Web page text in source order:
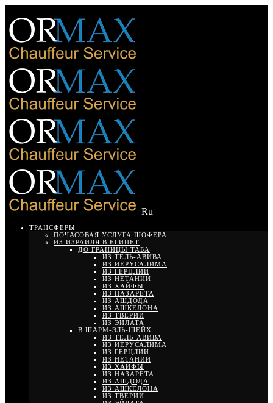
Ru
ТРАНСФЕРЫ
ПОЧАСОВАЯ УСЛУГА ШОФЕРА
ИЗ ИЗРАИЛЯ В ЕГИПЕТ
ДО ГРАНИЦЫ ТАБА
ИЗ ТЕЛЬ-АВИВА
ИЗ ИЕРУСАЛИМА
ИЗ ГЕРЦЛИИ
ИЗ НЕТАНИИ
ИЗ ХАЙФЫ
ИЗ НАЗАРЕТА
ИЗ АШДОДА
ИЗ АШКЕЛОНА
ИЗ ТВЕРИИ
ИЗ ЭЙЛАТА
В ШАРМ-ЭЛЬ-ШЕЙХ
ИЗ ТЕЛЬ-АВИВА
ИЗ ИЕРУСАЛИМА
ИЗ ГЕРЦЛИИ
ИЗ НЕТАНИИ
ИЗ ХАЙФЫ
ИЗ НАЗАРЕТА
ИЗ АШДОДА
ИЗ АШКЕЛОНА
ИЗ ТВЕРИИ